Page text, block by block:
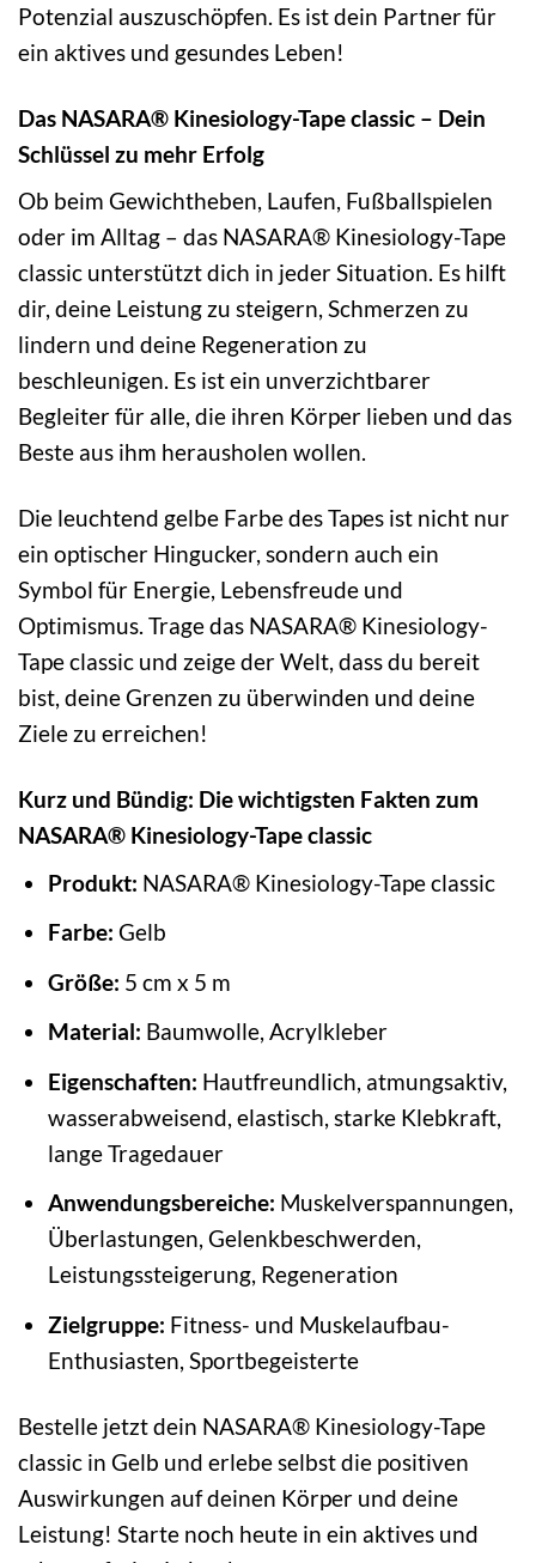
Potenzial auszuschöpfen. Es ist dein Partner für
ein aktives und gesundes Leben!
Das NASARA® Kinesiology-Tape classic – Dein
Schlüssel zu mehr Erfolg
Ob beim Gewichtheben, Laufen, Fußballspielen
oder im Alltag – das NASARA® Kinesiology-Tape
classic unterstützt dich in jeder Situation. Es hilft
dir, deine Leistung zu steigern, Schmerzen zu
lindern und deine Regeneration zu
beschleunigen. Es ist ein unverzichtbarer
Begleiter für alle, die ihren Körper lieben und das
Beste aus ihm herausholen wollen.
Die leuchtend gelbe Farbe des Tapes ist nicht nur
ein optischer Hingucker, sondern auch ein
Symbol für Energie, Lebensfreude und
Optimismus. Trage das NASARA® Kinesiology-
Tape classic und zeige der Welt, dass du bereit
bist, deine Grenzen zu überwinden und deine
Ziele zu erreichen!
Kurz und Bündig: Die wichtigsten Fakten zum
NASARA® Kinesiology-Tape classic
Produkt: NASARA® Kinesiology-Tape classic
Farbe: Gelb
Größe: 5 cm x 5 m
Material: Baumwolle, Acrylkleber
Eigenschaften: Hautfreundlich, atmungsaktiv,
wasserabweisend, elastisch, starke Klebkraft,
lange Tragedauer
Anwendungsbereiche: Muskelverspannungen,
Überlastungen, Gelenkbeschwerden,
Leistungssteigerung, Regeneration
Zielgruppe: Fitness- und Muskelaufbau-
Enthusiasten, Sportbegeisterte
Bestelle jetzt dein NASARA® Kinesiology-Tape
classic in Gelb und erlebe selbst die positiven
Auswirkungen auf deinen Körper und deine
Leistung! Starte noch heute in ein aktives und